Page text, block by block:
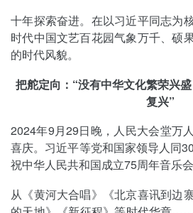
十年探索奋进。在以习近平同志为
时代中国文艺百花园气象万千、硕
的时代风貌。
把舵定向：“没有中华文化繁荣兴
复兴”
2024年9月29日晚，人民大会堂万
喜庆。习近平等党和国家领导人同
祝中华人民共和国成立75周年音乐
从《黄河大合唱》《北京喜讯到边